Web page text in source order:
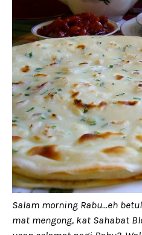
Salam morning Rabu...eh
mat mengong, kat Sahabat